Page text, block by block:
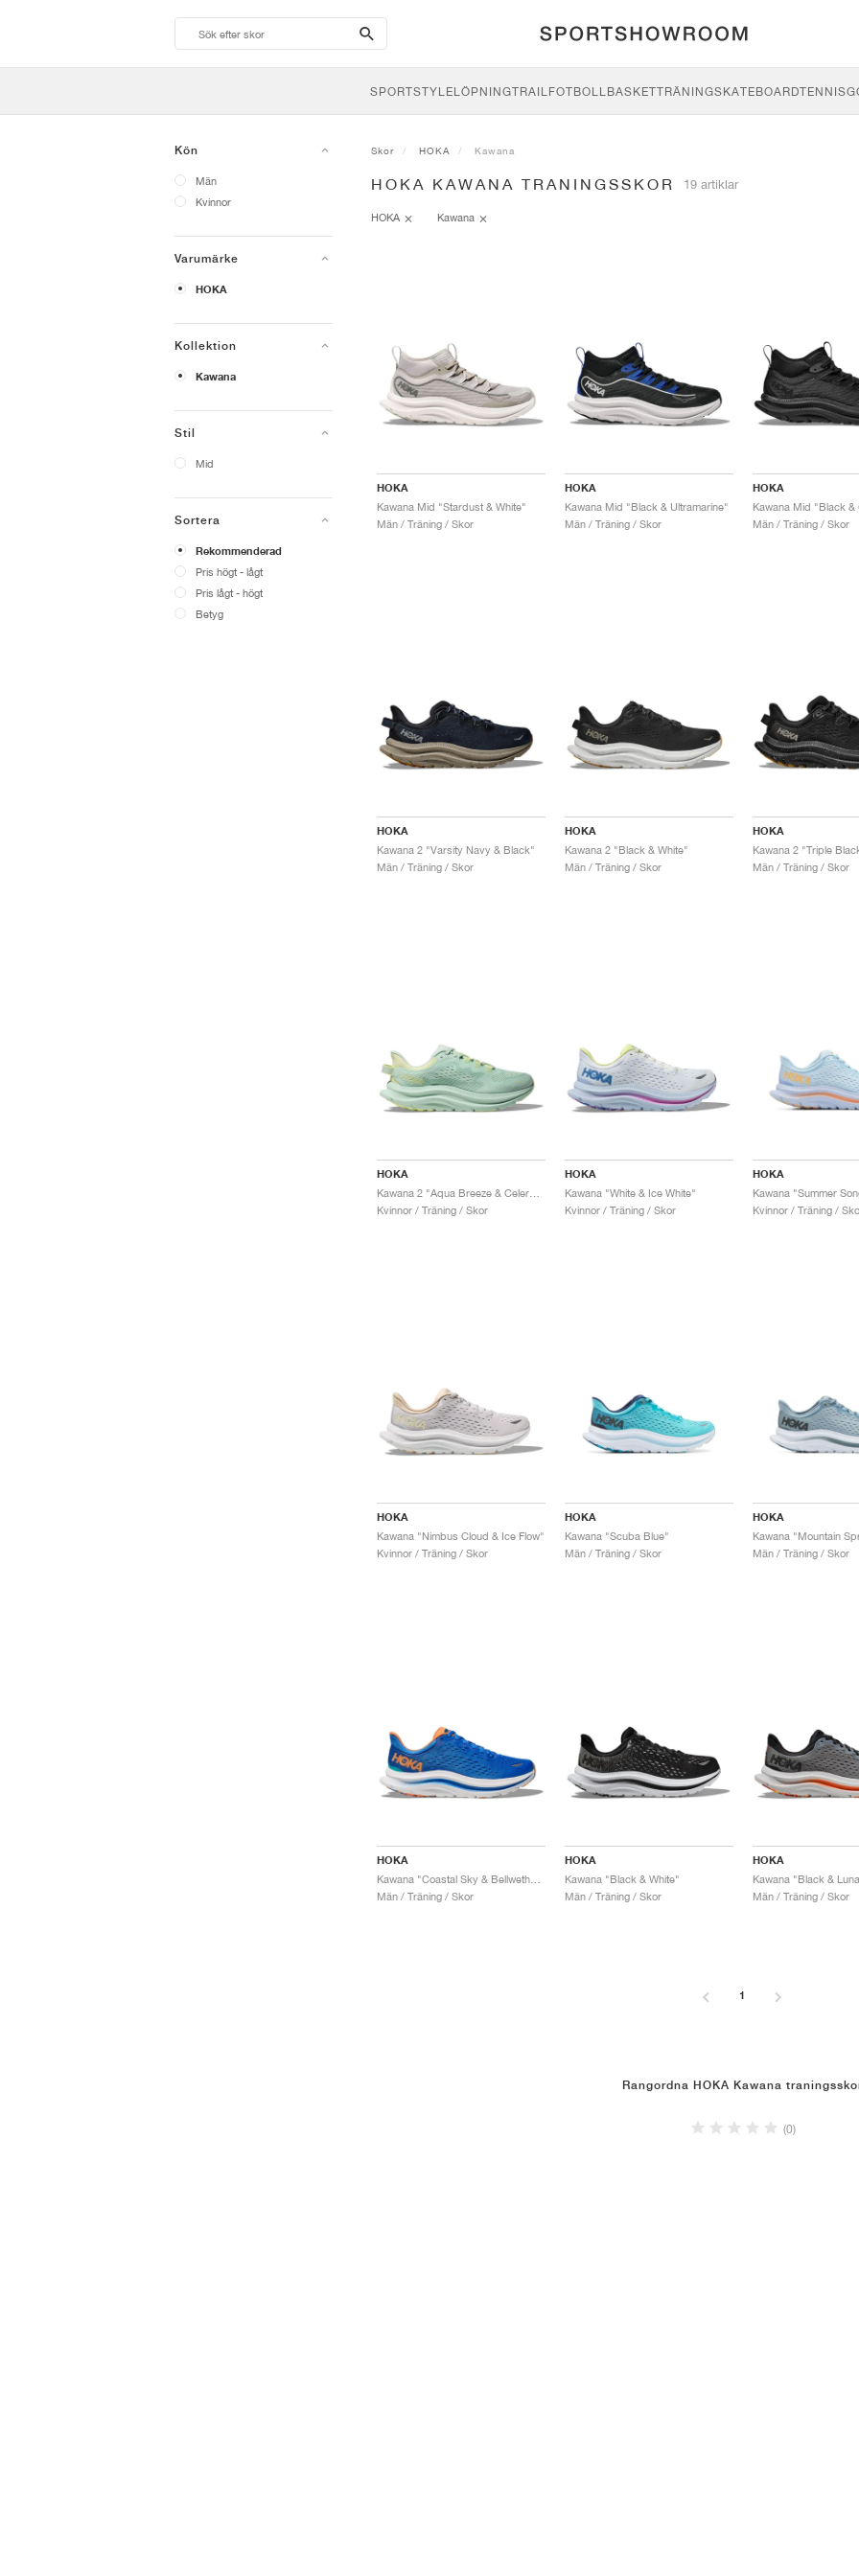
search-
btn
SPORTSTYLELÖPNINGTRAILFOTBOLLBASKETTRÄNINGSKATEBOARDTENNIS
Kön
Män
Kvinnor
Varumärke
HOKA
Kollektion
Kawana
Stil
Mid
Sortera
Rekommenderad
Pris högt - lågt
Pris lågt - högt
Betyg
Skor HOKA Kawana
HOKA KAWANA TRANINGSSKOR 19 artiklar
HOKA Kawana
HOKA
Kawana Mid "Stardust & White"
Män / Träning / Skor
HOKA
Kawana Mid "Black & Ultramarine"
Män / Träning / Skor
HOKA
Kawana Mid "Black &
Män / Träning / Skor
HOKA
Kawana 2 "Varsity Navy & Black"
Män / Träning / Skor
HOKA
Kawana 2 "Black & White"
Män / Träning / Skor
HOKA
Kawana 2 "Triple
Män / Träning / Skor
HOKA
Kvinnor / Träning / Skor
HOKA
Kawana "White & Ice White"
Kvinnor / Träning / Skor
HOKA
Kvinnor / Träning /
HOKA
Kawana "Nimbus Cloud & Ice Flow"
Kvinnor / Träning / Skor
HOKA
Kawana "Scuba Blue"
Män / Träning / Skor
HOKA
Kawana "Mountain
Män / Träning / Skor
HOKA
Män / Träning / Skor
HOKA
Kawana "Black & White"
Män / Träning / Skor
HOKA
Kawana "Black &
Män / Träning / Skor
1
Rangordna HOKA Kawana
(0)